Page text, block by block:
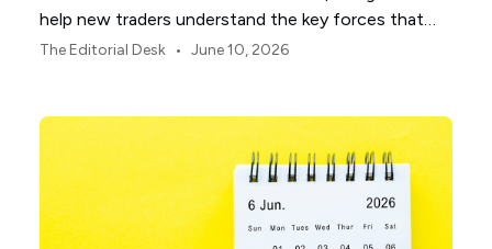
help new traders understand the key forces that
shape global markets.
The Editorial Desk • June 10, 2026